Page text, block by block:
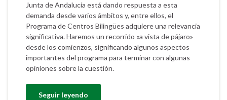
Junta de Andalucía está dando respuesta a esta
demanda desde varios ámbitos y, entre ellos, el
Programa de Centros Bilingües adquiere una relevancia
significativa. Haremos un recorrido «a vista de pájaro»
desde los comienzos, significando algunos aspectos
importantes del programa para terminar con algunas
opiniones sobre la cuestión.
Seguir leyendo